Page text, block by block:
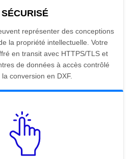
SÉCURISÉ
représenter des conceptions
la propriété intellectuelle. Votre
en transit avec HTTPS/TLS et
de données à accès contrôlé
la conversion en DXF.